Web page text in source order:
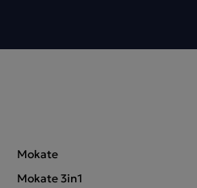
Mokate
Mokate 3in1